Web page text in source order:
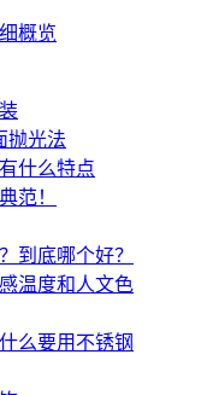
概览
抛光法
什么特点
范！
到底哪个好？
温度和人文色
么要用不锈钢